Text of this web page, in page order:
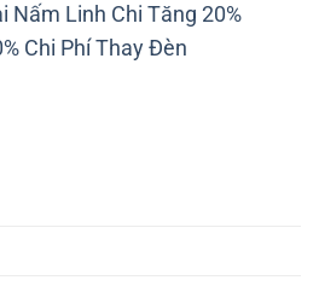
Nấm Linh Chi Tăng 20%
Chi Phí Thay Đèn